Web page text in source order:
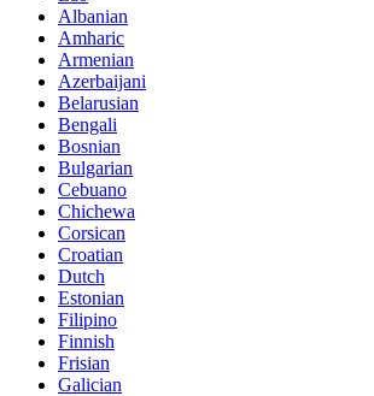
Albanian
Amharic
Armenian
Azerbaijani
Belarusian
Bengali
Bosnian
Bulgarian
Cebuano
Chichewa
Corsican
Croatian
Dutch
Estonian
Filipino
Finnish
Frisian
Galician